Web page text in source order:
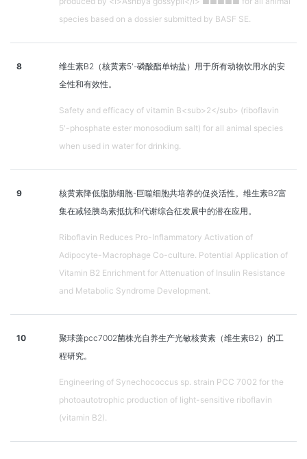
species based on a dossier submitted by BASF SE.
8
维生素B2（核黄素5'-磷酸酯单钠盐）用于所有动物饮用水的安
全性和有效性。
Safety and efficacy of vitamin B<sub>2</sub> (riboflavin
5'-phosphate ester monosodium salt) for all animal species
when used in water for drinking.
9
核黄素降低脂肪细胞-巨噬细胞共培养的促炎活性。维生素B2富
集在减轻胰岛素抵抗和代谢综合征发展中的潜在应用。
Riboflavin Reduces Pro-Inflammatory Activation of
Adipocyte-Macrophage Co-culture. Potential Application of
Vitamin B2 Enrichment for Attenuation of Insulin Resistance
and Metabolic Syndrome Development.
10
聚球藻pcc7002菌株光自养生产光敏核黄素（维生素B2）的工
程研究。
Engineering of Synechococcus sp. strain PCC 7002 for the
photoautotrophic production of light-sensitive riboflavin
(vitamin B2).